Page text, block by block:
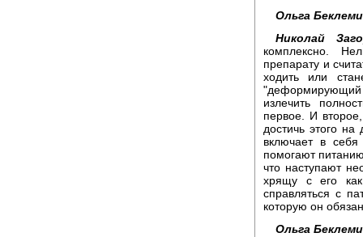
Ольга
Николай
комплексно.
препарату и
ходить или
"деформирующий
излечить
первое. И
достичь этого
включает в
помогают
что наступают
хрящу с его
справляться с
которую он
Ольга